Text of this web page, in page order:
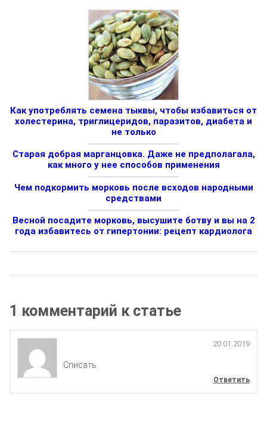
Как употреблять семена тыквы, чтобы избавиться от
холестерина, триглицеридов, паразитов, диабета и
не только
Старая добрая марганцовка. Даже не предполагала,
как много у нее способов применения
Чем подкормить морковь после всходов народными
средствами
Весной посадите морковь, высушите ботву и вы на 2
года избавитесь от гипертонии: рецепт кардиолога
1 комментарий к статье
20.01.2019
Списать.
Ответить